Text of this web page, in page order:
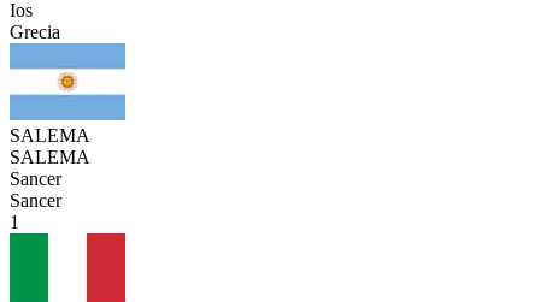
Ios
Grecia
SALEMA
SALEMA
Sancer
Sancer
1